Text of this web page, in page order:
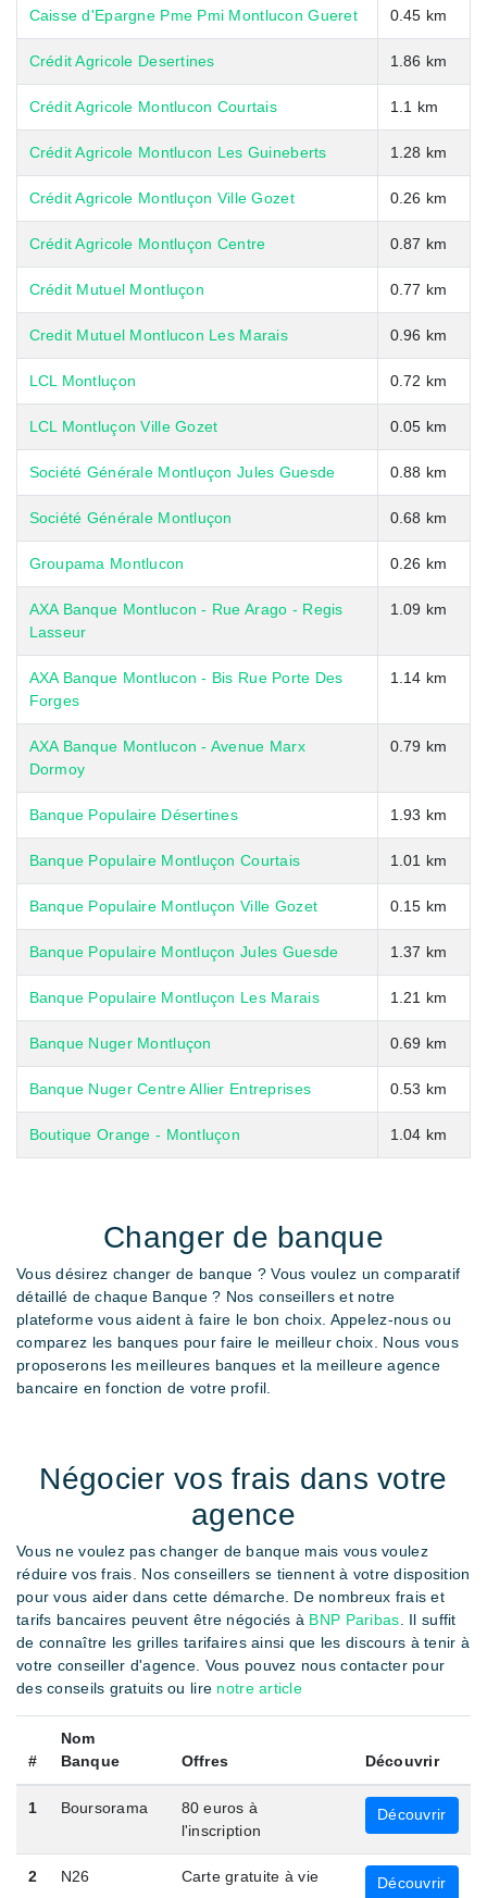
Caisse d'Epargne Pme Pmi Montlucon Gueret 0.45 km
Crédit Agricole Desertines 1.86 km
Crédit Agricole Montlucon Courtais 1.1 km
Crédit Agricole Montlucon Les Guineberts 1.28 km
Crédit Agricole Montluçon Ville Gozet 0.26 km
Crédit Agricole Montluçon Centre 0.87 km
Crédit Mutuel Montluçon 0.77 km
Credit Mutuel Montlucon Les Marais 0.96 km
LCL Montluçon 0.72 km
LCL Montluçon Ville Gozet 0.05 km
Société Générale Montluçon Jules Guesde 0.88 km
Société Générale Montluçon 0.68 km
Groupama Montlucon 0.26 km
AXA Banque Montlucon - Rue Arago - Regis
Lasseur
1.09 km
AXA Banque Montlucon - Bis Rue Porte Des
Forges
1.14 km
AXA Banque Montlucon - Avenue Marx
Dormoy
0.79 km
Banque Populaire Désertines 1.93 km
Banque Populaire Montluçon Courtais 1.01 km
Banque Populaire Montluçon Ville Gozet 0.15 km
Banque Populaire Montluçon Jules Guesde 1.37 km
Banque Populaire Montluçon Les Marais 1.21 km
Banque Nuger Montluçon 0.69 km
Banque Nuger Centre Allier Entreprises 0.53 km
Boutique Orange - Montluçon 1.04 km
Changer de banque
Vous désirez changer de banque ? Vous voulez un comparatif
détaillé de chaque Banque ? Nos conseillers et notre
plateforme vous aident à faire le bon choix. Appelez-nous ou
comparez les banques pour faire le meilleur choix. Nous vous
proposerons les meilleures banques et la meilleure agence
bancaire en fonction de votre profil.
Négocier vos frais dans votre
agence
Vous ne voulez pas changer de banque mais vous voulez
réduire vos frais. Nos conseillers se tiennent à votre disposition
pour vous aider dans cette démarche. De nombreux frais et
tarifs bancaires peuvent être négociés à BNP Paribas . Il suffit
de connaître les grilles tarifaires ainsi que les discours à tenir à
votre conseiller d'agence. Vous pouvez nous contacter pour
des conseils gratuits ou lire notre article
#
Nom
Banque
Offres Découvrir
1 Boursorama
80 euros à
l'inscription
Découvrir
2 N26 Carte gratuite à vie Découvrir